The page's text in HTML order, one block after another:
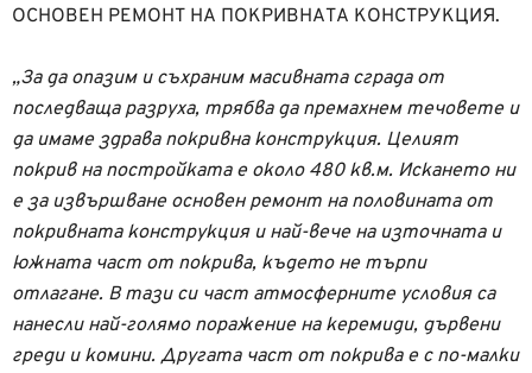
ОСНОВЕН РЕМОНТ НА ПОКРИВНАТА КОНСТРУКЦИЯ.
„За да опазим и съхраним масивната сграда от
последваща разруха, трябва да премахнем течовете и
да имаме здрава покривна конструкция. Целият
покрив на постройката е около 480 кв.м. Искането ни
е за извършване основен ремонт на половината от
покривната конструкция и най-вече на източната и
южната част от покрива, където не търпи
отлагане. Втази си част атмосферните условия са
нанесли най-голямо поражение на керемиди, дървени
греди и комини. Другата част от покрива е с по-малки